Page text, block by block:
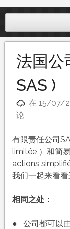
法国公
SAS )
在15/07/
论
有限责任公司
limitée ）和简
actions
我们一起来看看
相同之处：
● 公司都可以